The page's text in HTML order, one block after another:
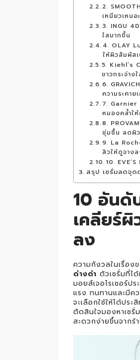
2.
เหนียวเหนอ
3. INGU
ใสมากขึ้น
4. OLAY
ให้ผิวสัมผัส
5. Kiehl’s
ขาวกระจ่าง
6.
ความระคาย
7. Garnier
หมองคล้ำใ
8.
ชุ่มชื้น ลดผิ
9. La
สิวให้ดูจาง
10.
สรุป เซรั่มลดจุด
10 อันดั
เคลียร์
ลง
ความกังวลในเรื่อง
ด่างดำ ตัวเซรั่มที่ไ
มอยส์เจอไรเซอร์ป
แรง ทนทานและมีค
จะเลือกใช้ให้ได้ปร
ตัดสินใจมองหาเซรั่
สะดวกง่ายขึ้นจากร้